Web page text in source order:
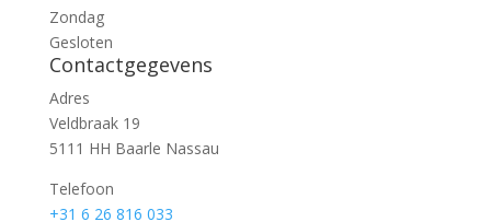
Zondag
Gesloten
Contactgegevens
Adres
Veldbraak 19
5111 HH Baarle Nassau
Telefoon
+31 6 26 816 033